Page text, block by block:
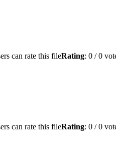
can rate this fileRating: 0 / 0
can rate this fileRating: 0 / 0